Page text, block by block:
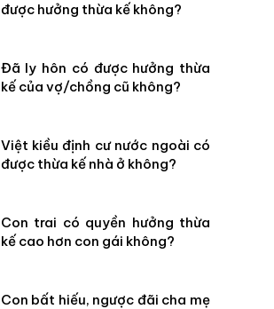
được hưởng thừa kế không?
Đã ly hôn có được hưởng thừa
kế của vợ/chồng cũ không?
Việt kiều định cư nước ngoài có
được thừa kế nhà ở không?
Con trai có quyền hưởng thừa
kế cao hơn con gái không?
Con bất hiếu, ngược đãi cha mẹ